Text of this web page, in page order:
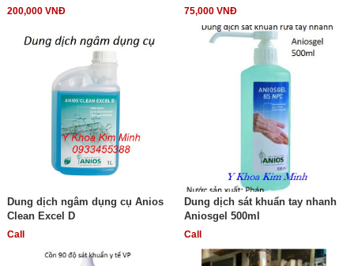
200,000 VNĐ 75,000 VNĐ
Dung dịch ngâm dụng cụ Anios
Clean Excel D
Call
Dung dịch sát khuẩn tay nhanh
Aniosgel 500ml
Call